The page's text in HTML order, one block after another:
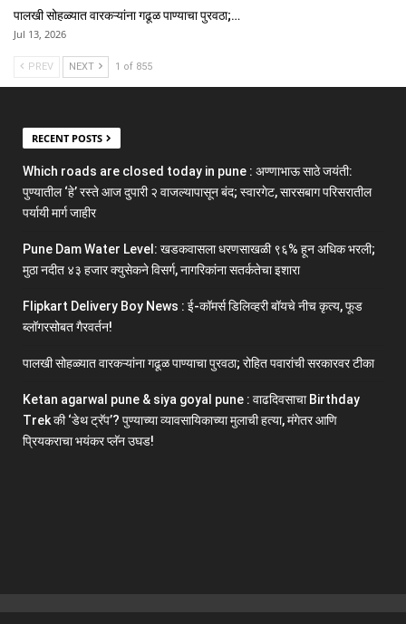
पालखी सोहळ्यात वारकऱ्यांना गढूळ पाण्याचा पुरवठा;…
Jul 13, 2026
PREV NEXT 1 of 855
RECENT POSTS
Which roads are closed today in pune : अण्णाभाऊ साठे जयंती:
पुण्यातील ‘हे’ रस्ते आज दुपारी २ वाजल्यापासून बंद; स्वारगेट, सारसबाग परिसरातील
पर्यायी मार्ग जाहीर
Pune Dam Water Level: खडकवासला धरणसाखळी ९६% हून अधिक भरली;
मुठा नदीत ४३ हजार क्युसेकने विसर्ग, नागरिकांना सतर्कतेचा इशारा
Flipkart Delivery Boy News : ई-कॉमर्स डिलिव्हरी बॉयचे नीच कृत्य, फूड
ब्लॉगरसोबत गैरवर्तन!
पालखी सोहळ्यात वारकऱ्यांना गढूळ पाण्याचा पुरवठा; रोहित पवारांची सरकारवर टीका
Ketan agarwal pune & siya goyal pune : वाढदिवसाचा Birthday
Trek की ‘डेथ ट्रॅप’? पुण्याच्या व्यावसायिकाच्या मुलाची हत्या, मंगेतर आणि
प्रियकराचा भयंकर प्लॅन उघड!